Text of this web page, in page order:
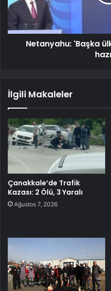
Netanyahu: 'Başka
İlgili Makaleler
Çanakkale’de Trafik
Kazası: 2 Ölü, 3 Yaralı
Ağustos 7, 2026